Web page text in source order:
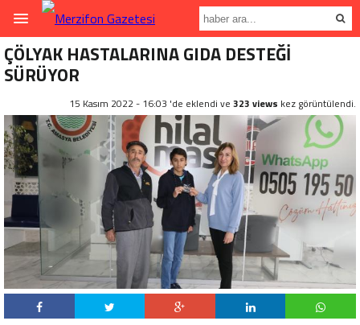
ÇÖLYAK HASTALARINA GIDA DESTEĞİ
SÜRÜYOR
15 Kasım 2022 - 16:03 'de eklendi ve 323 views kez görüntülendi.